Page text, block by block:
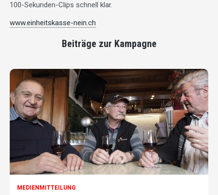
100-Sekunden-Clips schnell klar.
www.einheitskasse-nein.ch
Beiträge zur Kampagne
MEDIENMITTEILUNG